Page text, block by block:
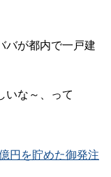
バが都内で一戸建
いな～、って
円を貯めた御発注